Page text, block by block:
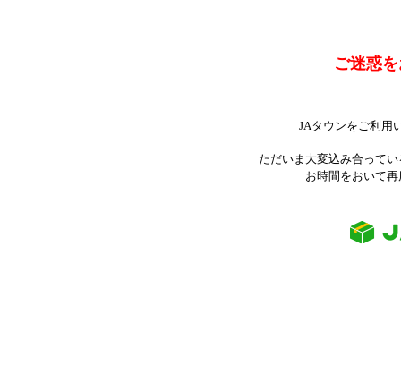
ご迷惑
JAタウンをご利用
ただいま大変込み合って
お時間をおいて